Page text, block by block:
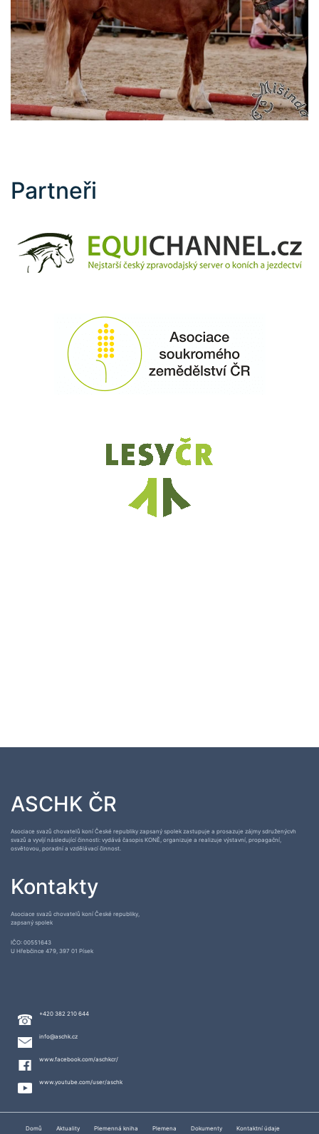
Partneři
ASCHK ČR
Asociace svazů chovatelů koní České republiky zapsaný spolek zastupuje a prosazuje zájmy sdruženýcvh
svazů a vyvíjí následující činnosti: vydává časopis KONĚ, organizuje a realizuje výstavní, propagační,
osvětovou, poradní a vzdělávací činnost.
Kontakty
Asociace svazů chovatelů koní České republiky,
zapsaný spolek
IČO: 00551643
U Hřebčince 479, 397 01 Písek
+420 382 210 644
info@aschk.cz
www.facebook.com/aschkcr/
www.youtube.com/user/aschk
Domů Aktuality Plemenná kniha Plemena Dokumenty
Kontaktní údaje